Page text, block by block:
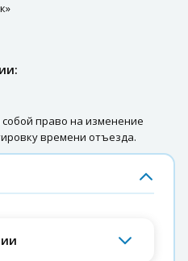
право на изменение
времени отъезда.